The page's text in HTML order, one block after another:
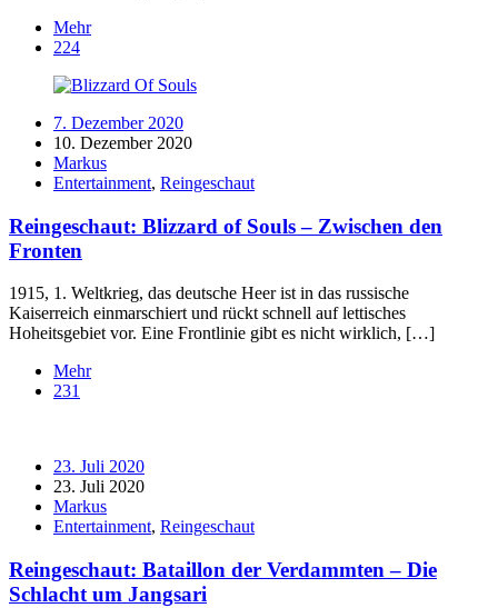
Mehr
224
7. Dezember 2020
10. Dezember 2020
Markus
Entertainment, Reingeschaut
Reingeschaut: Blizzard of Souls – Zwischen den
Fronten
1915, 1. Weltkrieg, das deutsche Heer ist in das russische
Kaiserreich einmarschiert und rückt schnell auf lettisches
Hoheitsgebiet vor. Eine Frontlinie gibt es nicht wirklich, […]
Mehr
231
23. Juli 2020
23. Juli 2020
Markus
Entertainment, Reingeschaut
Reingeschaut: Bataillon der Verdammten – Die
Schlacht um Jangsari